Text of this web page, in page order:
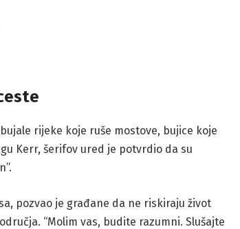
rijeke koje ruše mostove, bujice koje
Kerr, šerifov ured je potvrdio da su
pozvao je građane da ne riskiraju život
“Molim vas, budite razumni. Slušajte